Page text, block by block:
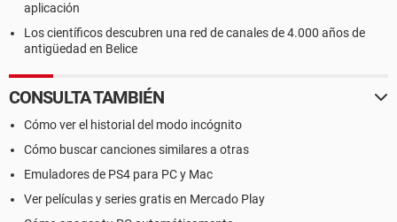
aplicación
Los científicos descubren una red de canales de 4.000 años de
antigüedad en Belice
CONSULTA TAMBIÉN
Cómo ver el historial del modo incógnito
Cómo buscar canciones similares a otras
Emuladores de PS4 para PC y Mac
Ver películas y series gratis en Mercado Play